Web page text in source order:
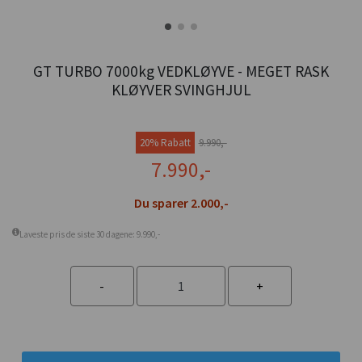
GT TURBO 7000kg VEDKLØYVE - MEGET RASK
KLØYVER SVINGHJUL
20% Rabatt 9.990,-
7.990,-
Du sparer 2.000,-
Laveste pris de siste 30 dagene: 9.990,-